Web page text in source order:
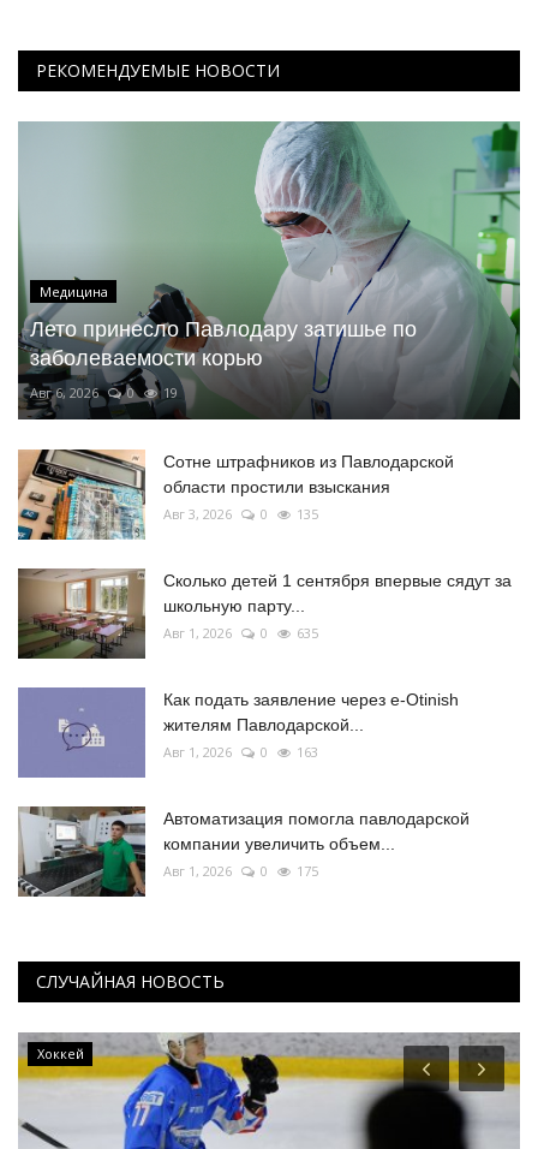
РЕКОМЕНДУЕМЫЕ НОВОСТИ
Медицина
Лето принесло Павлодару затишье по
заболеваемости корью
Авг 6, 2026 0 19
Сотне штрафников из Павлодарской
области простили взыскания
Авг 3, 2026 0 135
Сколько детей 1 сентября впервые сядут за
школьную парту...
Авг 1, 2026 0 635
Как подать заявление через e-Otinish
жителям Павлодарской...
Авг 1, 2026 0 163
Автоматизация помогла павлодарской
компании увеличить объем...
Авг 1, 2026 0 175
СЛУЧАЙНАЯ НОВОСТЬ
Хоккей